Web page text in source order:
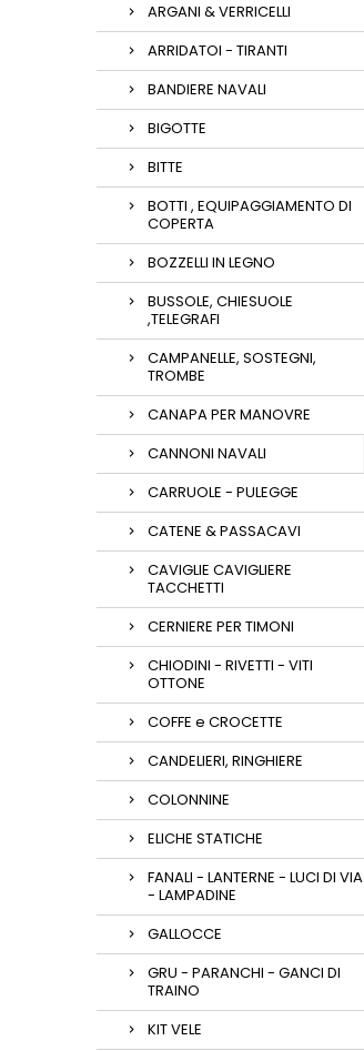
ARGANI & VERRICELLI
ARRIDATOI - TIRANTI
BANDIERE NAVALI
BIGOTTE
BITTE
BOTTI , EQUIPAGGIAMENTO DI
COPERTA
BOZZELLI IN LEGNO
BUSSOLE, CHIESUOLE
,TELEGRAFI
CAMPANELLE, SOSTEGNI,
TROMBE
CANAPA PER MANOVRE
CANNONI NAVALI
CARRUOLE - PULEGGE
CATENE & PASSACAVI
CAVIGLIE CAVIGLIERE
TACCHETTI
CERNIERE PER TIMONI
CHIODINI - RIVETTI - VITI
OTTONE
COFFE e CROCETTE
CANDELIERI, RINGHIERE
COLONNINE
ELICHE STATICHE
FANALI - LANTERNE - LUCI DI VIA
- LAMPADINE
GALLOCCE
GRU - PARANCHI - GANCI DI
TRAINO
KIT VELE